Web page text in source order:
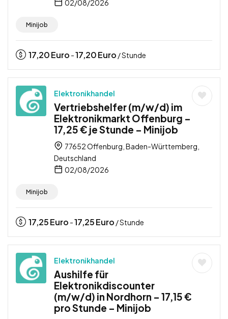
02/08/2026
Minijob
17,20Euro -17,20Euro / Stunde
Elektronikhandel
Vertriebshelfer (m/w/d) im
Elektronikmarkt Offenburg –
17,25 € je Stunde – Minijob
77652 Offenburg, Baden-Württemberg,
Deutschland
02/08/2026
Minijob
17,25Euro -17,25Euro / Stunde
Elektronikhandel
Aushilfe für
Elektronikdiscounter
(m/w/d) in Nordhorn – 17,15 €
pro Stunde – Minijob